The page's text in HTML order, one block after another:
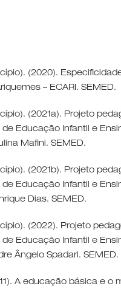
(2020).
– ECARI. SEMED.
(2021a). Projeto
Educação Infantil e
Mafini. SEMED.
(2021b). Projeto
Educação Infantil e
Dias. SEMED.
(2022). Projeto
Educação Infantil e
Ângelo Spadari. SEMED.
A educação básica e o